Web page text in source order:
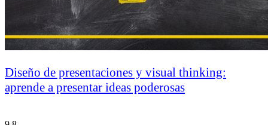
Diseño de presentaciones y visual thinking:
aprende a presentar ideas poderosas